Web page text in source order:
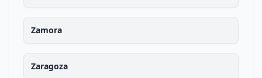
Zamora
Zaragoza